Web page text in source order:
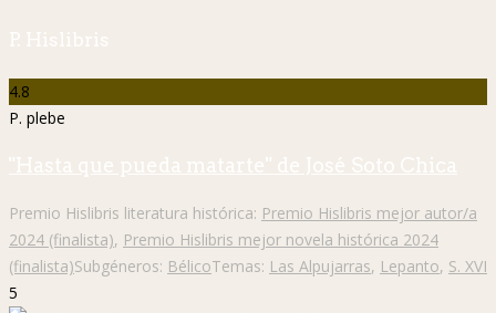
P. Hislibris
4.8
P. plebe
"Hasta que pueda matarte" de José Soto Chica
Premio Hislibris literatura histórica: Premio Hislibris mejor autor/a
2024 (finalista), Premio Hislibris mejor novela histórica 2024
(finalista)Subgéneros: BélicoTemas: Las Alpujarras, Lepanto, S. XVI
5